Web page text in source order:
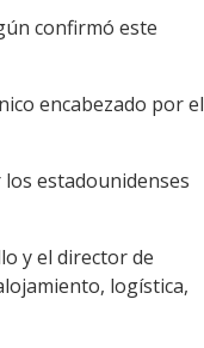
confirmó este
encabezado por el
estadounidenses
y el director de
logística,